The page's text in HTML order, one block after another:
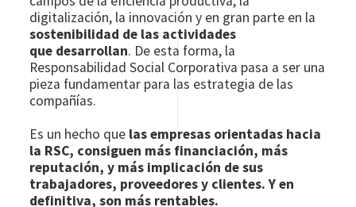
digitalización, la innovación y en gran parte en la
sostenibilidad de las actividades
que desarrollan. De esta forma, la
Responsabilidad Social Corporativa pasa a ser una
pieza fundamentar para las estrategia de las
compañías.
Es un hecho que las empresas orientadas hacia
la RSC, consiguen más financiación, más
reputación, y más implicación de sus
trabajadores, proveedores y clientes. Y en
definitiva, son más rentables.